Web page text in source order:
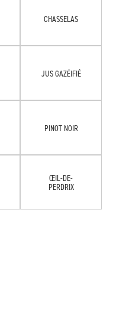
CHASSELAS
JUS GAZÉIFIÉ
PINOT NOIR
ŒIL-DE-
PERDRIX